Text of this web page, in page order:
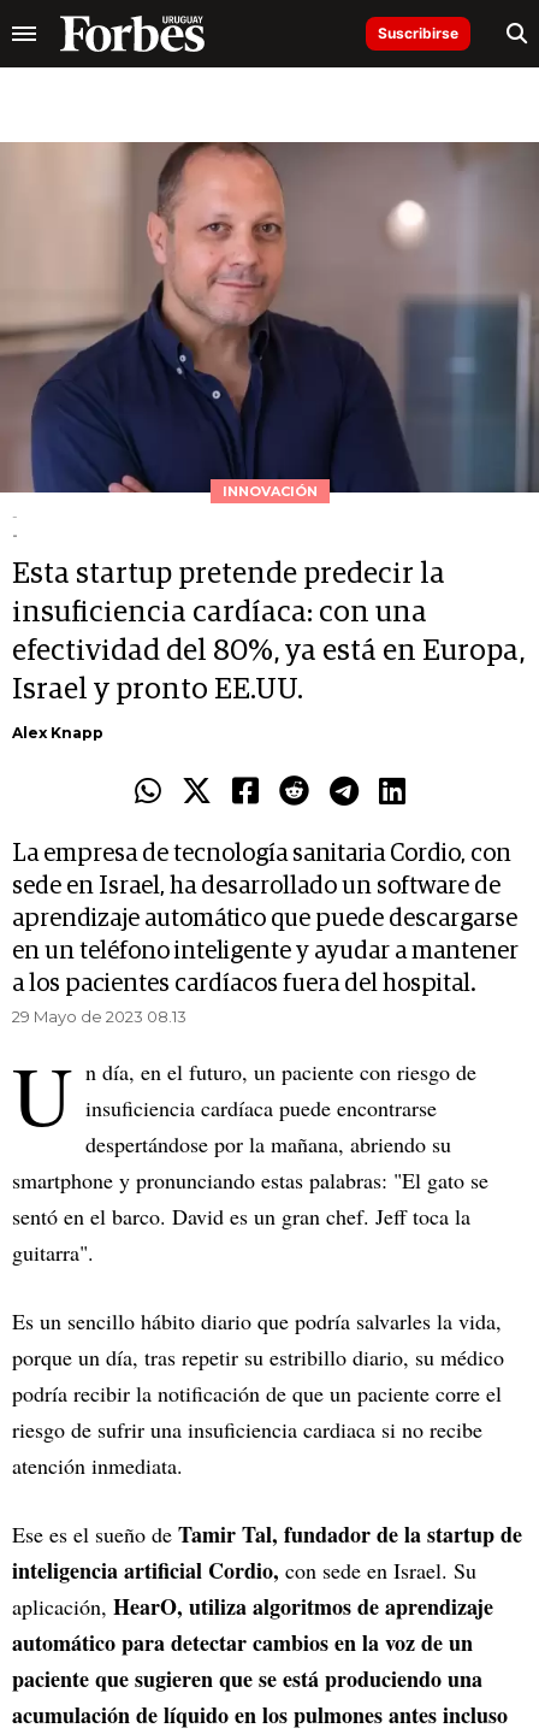
Suscribirse
INNOVACIÓN
-
-
Esta startup pretende predecir la
insuficiencia cardíaca: con una
efectividad del 80%, ya está en Europa,
Israel y pronto EE.UU.
Alex Knapp
La empresa de tecnología sanitaria Cordio, con
sede en Israel, ha desarrollado un software de
aprendizaje automático que puede descargarse
en un teléfono inteligente y ayudar a mantener
a los pacientes cardíacos fuera del hospital.
29 Mayo de 2023 08.13
U n día, en el futuro, un paciente con riesgo de
insuficiencia cardíaca puede encontrarse
despertándose por la mañana, abriendo su
smartphone y pronunciando estas palabras: "El gato se
sentó en el barco. David es un gran chef. Jeff toca la
guitarra".
Es un sencillo hábito diario que podría salvarles la vida,
porque un día, tras repetir su estribillo diario, su médico
podría recibir la notificación de que un paciente corre el
riesgo de sufrir una insuficiencia cardiaca si no recibe
atención inmediata.
Ese es el sueño de Tamir Tal, fundador de la startup de
inteligencia artificial Cordio, con sede en Israel. Su
aplicación, HearO, utiliza algoritmos de aprendizaje
automático para detectar cambios en la voz de un
paciente que sugieren que se está produciendo una
acumulación de líquido en los pulmones antes incluso